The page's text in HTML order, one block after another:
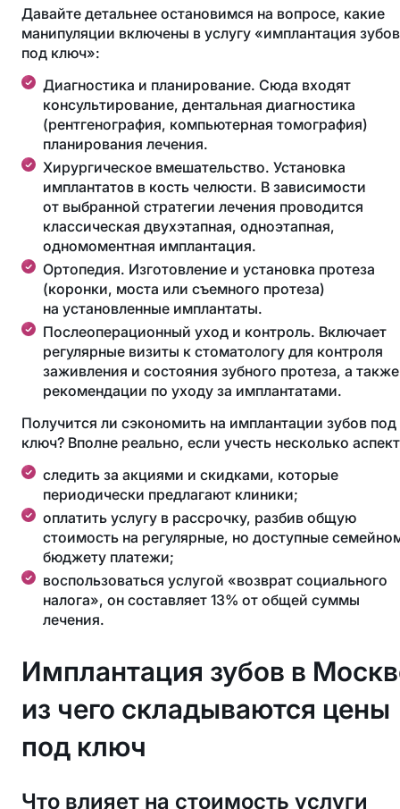
Давайте детальнее остановимся на вопросе, какие
манипуляции включены в услугу «имплантация зубов
под ключ»:
Диагностика и планирование. Сюда входят
консультирование, дентальная диагностика
(рентгенография, компьютерная томография)
планирования лечения.
Хирургическое вмешательство. Установка
имплантатов в кость челюсти. В зависимости
от выбранной стратегии лечения проводится
классическая двухэтапная, одноэтапная,
одномоментная имплантация.
Ортопедия. Изготовление и установка протеза
(коронки, моста или съемного протеза)
на установленные имплантаты.
Послеоперационный уход и контроль. Включает
регулярные визиты к стоматологу для контроля
заживления и состояния зубного протеза, а также
рекомендации по уходу за имплантатами.
Получится ли сэкономить на имплантации зубов под
ключ? Вполне реально, если учесть несколько
следить за акциями и скидками, которые
периодически предлагают клиники;
оплатить услугу в рассрочку, разбив общую
стоимость на регулярные, но доступные
бюджету платежи;
воспользоваться услугой «возврат социального
налога», он составляет 13% от общей суммы
лечения.
Имплантация зубов в
из чего складываются цены
под ключ
Что влияет на стоимость услуги